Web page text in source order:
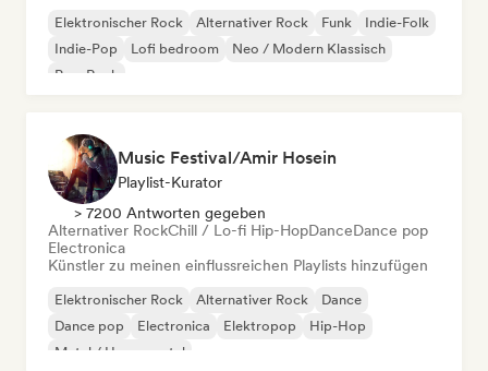
Elektronischer Rock Alternativer Rock Funk
Indie-Folk
Indie-Pop
Lofi bedroom
Neo / Modern Klassisch
Pop-Rock
Music Festival/Amir Hosein
Playlist-Kurator
> 7200 Antworten gegeben
Alternativer RockChill / Lo-fi Hip-HopDanceDance pop
Electronica
Künstler zu meinen einflussreichen Playlists hinzufügen
Elektronischer Rock Alternativer Rock
Dance
Dance pop
Electronica Elektropop
Hip-Hop
Metal / Heavy metal